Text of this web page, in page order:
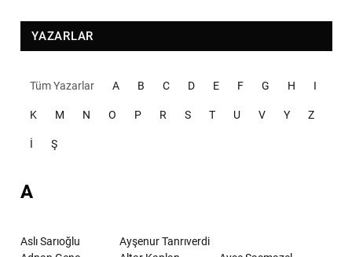
YAZARLAR
Tüm Yazarlar A B C D E F G H I
K M N O P R S T U V Y Z
İ Ş
A
Aslı Sarıoğlu
Ayşenur Tanrıverdi